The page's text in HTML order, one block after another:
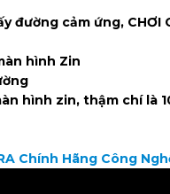
đường cảm ứng, CHƠI
hình Zin
hình zin, thậm chí là
Chính Hãng Công